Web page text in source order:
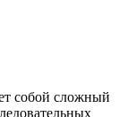
собой сложный